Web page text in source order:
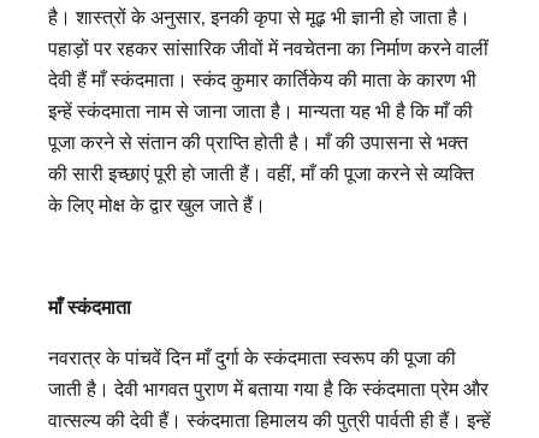
है। शास्त्रों के अनुसार, इनकी कृपा से मूढ़ भी ज्ञानी हो जाता है।
पहाड़ों पर रहकर सांसारिक जीवों में नवचेतना का निर्माण करने वालीं
देवी हैं माँ स्कंदमाता। स्कंद कुमार कार्तिकेय की माता के कारण भी
इन्हें स्कंदमाता नाम से जाना जाता है। मान्‍यता यह भी है कि माँ की
पूजा करने से संतान की प्राप्‍ति होती है। माँ की उपासना से भक्त
की सारी इच्छाएं पूरी हो जाती हैं। वहीं, माँ की पूजा करने से व्यक्ति
के लिए मोक्ष के द्वार खुल जाते हैं।
माँ स्‍कंदमाता
नवरात्र के पांचवें दिन माँ दुर्गा के स्कंदमाता स्वरूप की पूजा की
जाती है। देवी भागवत पुराण में बताया गया है कि स्कंदमाता प्रेम और
वात्सल्य की देवी हैं। स्कंदमाता हिमालय की पुत्री पार्वती ही हैं। इन्हें